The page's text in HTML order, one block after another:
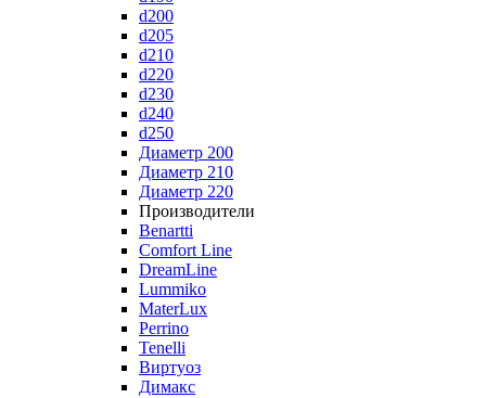
d200
d205
d210
d220
d230
d240
d250
Диаметр 200
Диаметр 210
Диаметр 220
Производители
Benartti
Comfort Line
DreamLine
Lummiko
MaterLux
Perrino
Tenelli
Виртуоз
Димакс